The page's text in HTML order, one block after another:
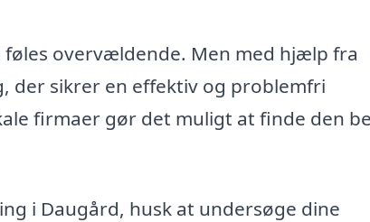
overvældende. Men med hjælp fra
der sikrer en effektiv og problemfri
firmaer gør det muligt at finde den
i Daugård, husk at undersøge dine